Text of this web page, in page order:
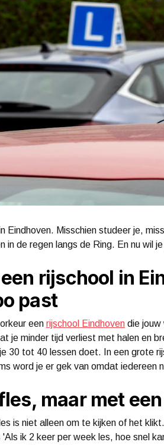
Eindhoven. Misschien studeer je,
in de regen langs de Ring. En nu wil
rijschool in
past
een rijschool Eindhoven die
je minder tijd verliest met halen en
30 tot 40 lessen doet. In een grote
word je er gek van omdat iedereen
maar met
is niet alleen om te kijken of het
'Als ik 2 keer per week les, hoe snel